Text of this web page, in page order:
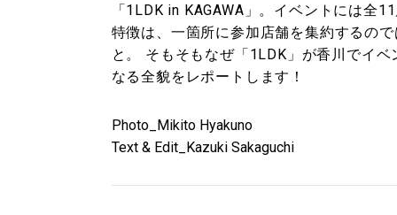
「1LDK in KAGAWA」。イベントには全
特徴は、一箇所に参加店舗を集約するの
と。 そもそもなぜ「1LDK」が香川でイ
なる全貌をレポートします！
Photo_Mikito Hyakuno
Text & Edit_Kazuki Sakaguchi